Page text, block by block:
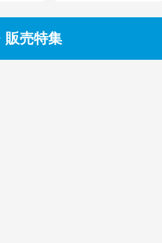
販売特集